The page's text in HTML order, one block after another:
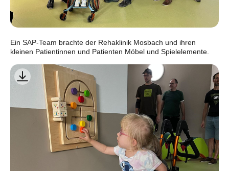
Ein SAP-Team brachte der Rehaklinik Mosbach und ihren
kleinen Patientinnen und Patienten Möbel und Spielelemente.